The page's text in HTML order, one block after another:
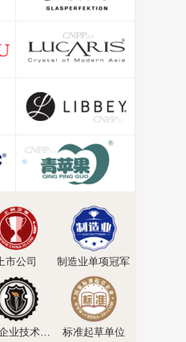
市公司 制造业单项冠军
国家企业技术中心 标准起草单位